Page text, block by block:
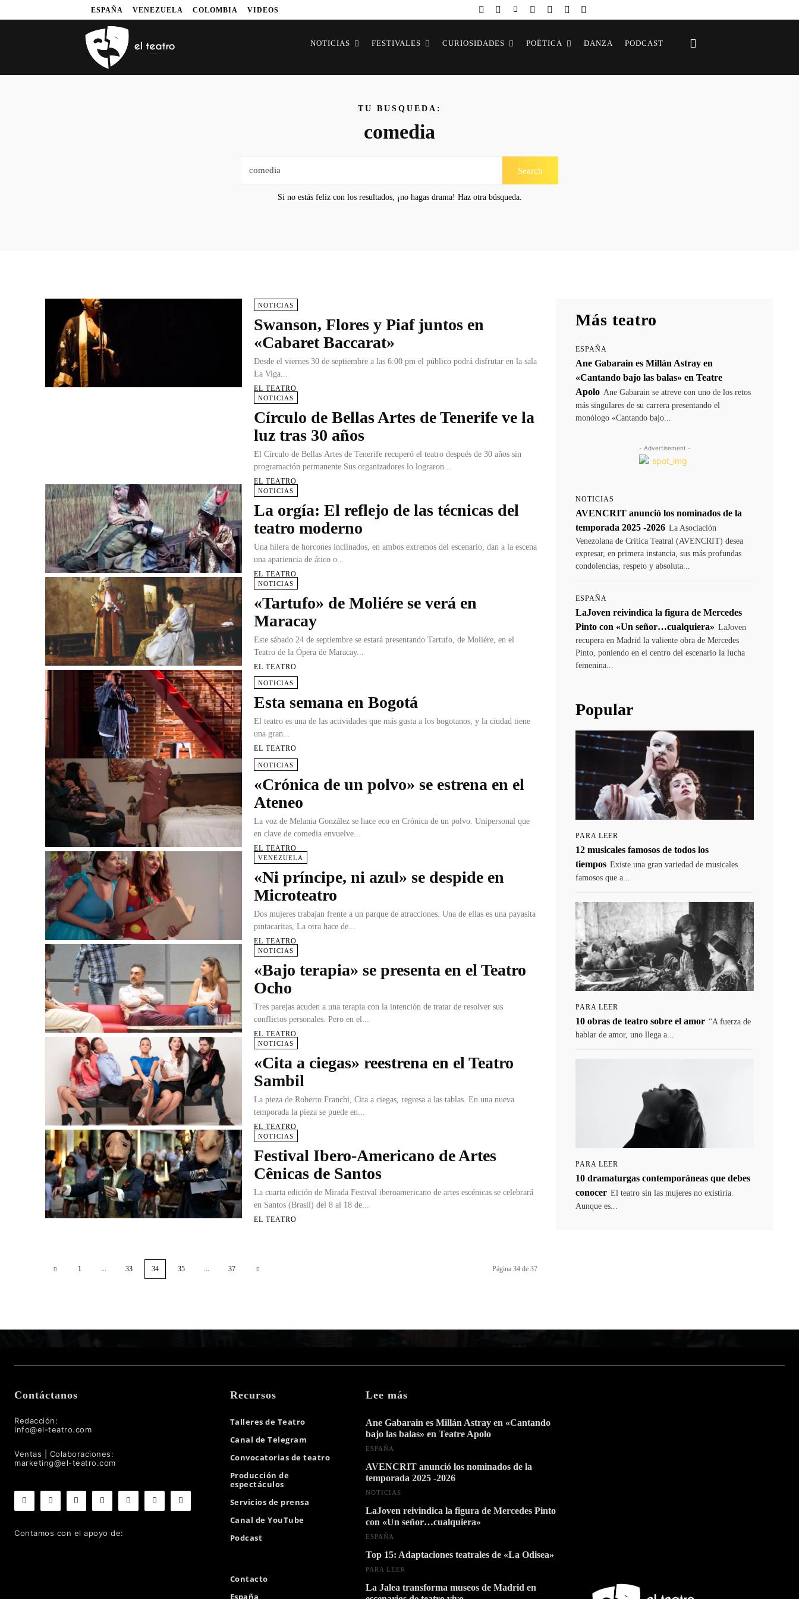
ESPAÑA VENEZUELA COLOMBIA VIDEOS
NOTICIAS FESTIVALES CURIOSIDADES POÉTICA DANZA PODCAST
TU BUSQUEDA:
comedia
Search
Si no estás feliz con los resultados, ¡no hagas drama! Haz otra búsqueda.
NOTICIAS
Swanson, Flores y Piaf juntos en
«Cabaret Baccarat»
Desde el viernes 30 de septiembre a las 6:00 pm el público podrá disfrutar en la sala
La Viga...
EL TEATRO
NOTICIAS
Círculo de Bellas Artes de Tenerife ve la
luz tras 30 años
El Círculo de Bellas Artes de Tenerife recuperó el teatro después de 30 años sin
programación permanente.Sus organizadores lo lograron...
EL TEATRO
NOTICIAS
La orgía: El reflejo de las técnicas del
teatro moderno
Una hilera de horcones inclinados, en ambos extremos del escenario, dan a la escena
una apariencia de ático o...
EL TEATRO
NOTICIAS
«Tartufo» de Moliére se verá en
Maracay
Este sábado 24 de septiembre se estará presentando Tartufo, de Moliére, en el
Teatro de la Ópera de Maracay...
EL TEATRO
NOTICIAS
Esta semana en Bogotá
El teatro es una de las actividades que más gusta a los bogotanos, y la ciudad tiene
una gran...
EL TEATRO
NOTICIAS
«Crónica de un polvo» se estrena en el
Ateneo
La voz de Melania González se hace eco en Crónica de un polvo. Unipersonal que
en clave de comedia envuelve...
EL TEATRO
VENEZUELA
«Ni príncipe, ni azul» se despide en
Microteatro
Dos mujeres trabajan frente a un parque de atracciones. Una de ellas es una payasita
pintacaritas, La otra hace de...
EL TEATRO
NOTICIAS
«Bajo terapia» se presenta en el Teatro
Ocho
Tres parejas acuden a una terapia con la intención de tratar de resolver sus
conflictos personales. Pero en el...
EL TEATRO
NOTICIAS
«Cita a ciegas» reestrena en el Teatro
Sambil
La pieza de Roberto Franchi, Cita a ciegas, regresa a las tablas. En una nueva
temporada la pieza se puede en...
EL TEATRO
NOTICIAS
Festival Ibero-Americano de Artes
Cênicas de Santos
La cuarta edición de Mirada Festival iberoamericano de artes escénicas se celebrará
en Santos (Brasil) del 8 al 18 de...
EL TEATRO
1 ... 33 34 35 ... 37 Página 34 de 37
Más teatro
ESPAÑA
Ane Gabarain es Millán Astray en
«Cantando bajo las balas» en Teatre
Apolo Ane Gabarain se atreve con uno de los retos
más singulares de su carrera presentando el
monólogo «Cantando bajo...
- Advertisement -
NOTICIAS
AVENCRIT anunció los nominados de la
temporada 2025 -2026 La Asociación
Venezolana de Crítica Teatral (AVENCRIT) desea
expresar, en primera instancia, sus más profundas
condolencias, respeto y absoluta...
ESPAÑA
LaJoven reivindica la figura de Mercedes
Pinto con «Un señor…cualquiera» LaJoven
recupera en Madrid la valiente obra de Mercedes
Pinto, poniendo en el centro del escenario la lucha
femenina...
Popular
PARA LEER
12 musicales famosos de todos los
tiempos Existe una gran variedad de musicales
famosos que a...
PARA LEER
10 obras de teatro sobre el amor “A fuerza de
hablar de amor, uno llega a...
PARA LEER
10 dramaturgas contemporáneas que debes
conocer El teatro sin las mujeres no existiría.
Aunque es...
Contáctanos
Redacción:
info@el-teatro.com
Ventas | Colaboraciones:
marketing@el-teatro.com
Contamos con el apoyo de:
Recursos
Talleres de Teatro
Canal de Telegram
Convocatorias de teatro
Producción de
espectáculos
Servicios de prensa
Canal de YouTube
Podcast
Contacto
España
Lee más
Ane Gabarain es Millán Astray en «Cantando
bajo las balas» en Teatre Apolo
ESPAÑA
AVENCRIT anunció los nominados de la
temporada 2025 -2026
NOTICIAS
LaJoven reivindica la figura de Mercedes Pinto
con «Un señor…cualquiera»
ESPAÑA
Top 15: Adaptaciones teatrales de «La Odisea»
PARA LEER
La Jalea transforma museos de Madrid en